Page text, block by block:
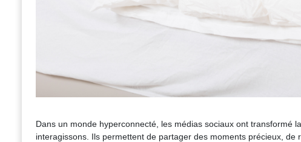
Dans un monde hyperconnecté, les médias sociaux ont transformé
interagissons. Ils permettent de partager des moments précieux,